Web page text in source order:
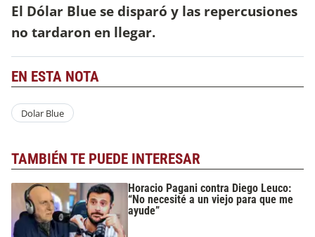
El Dólar Blue se disparó y las repercusiones
no tardaron en llegar.
EN ESTA NOTA
Dolar Blue
TAMBIÉN TE PUEDE INTERESAR
Horacio Pagani contra Diego Leuco:
“No necesité a un viejo para que me
ayude”